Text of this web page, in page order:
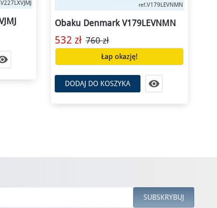
ref.V228LXVJMJ
Obaku Denmark V228LXVJMJ
594 zł 660 zł
DODAJ DO KOSZYKA